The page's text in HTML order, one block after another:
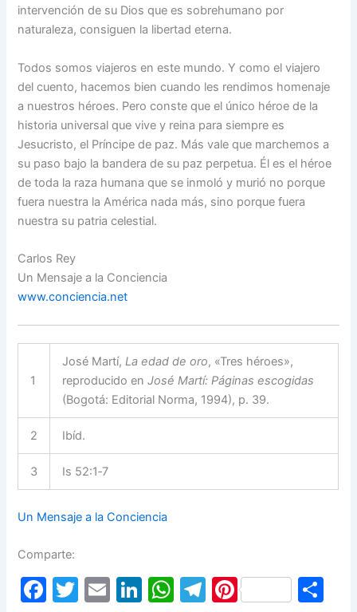
intervención de su Dios que es sobrehumano por
naturaleza, consiguen la libertad eterna.
Todos somos viajeros en este mundo. Y como el viajero
del cuento, hacemos bien cuando les rendimos homenaje
a nuestros héroes. Pero conste que el único héroe de la
historia universal que vive y reina para siempre es
Jesucristo, el Príncipe de paz. Más vale que marchemos a
su paso bajo la bandera de su paz perpetua. Él es el héroe
de toda la raza humana que se inmoló y murió no porque
fuera nuestra la América nada más, sino porque fuera
nuestra su patria celestial.
Carlos Rey
Un Mensaje a la Conciencia
www.conciencia.net
1
José Martí,La edad de oro, «Tres héroes»,
reproducido enJosé Martí: Páginas escogidas
(Bogotá: Editorial Norma, 1994), p. 39.
2 Ibíd.
3 Is 52:1‑7
Un Mensaje a la Conciencia
Comparte:
F
T
E
Li W T Pi